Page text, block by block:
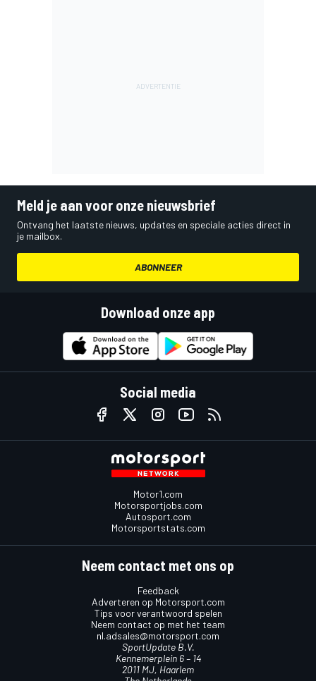
Meld je aan voor onze nieuwsbrief
Ontvang het laatste nieuws, updates en speciale acties direct in
je mailbox.
ABONNEER
Download onze app
Social media
Motor1.com
Motorsportjobs.com
Autosport.com
Motorsportstats.com
Neem contact met ons op
Feedback
Adverteren op Motorsport.com
Tips voor verantwoord spelen
Neem contact op met het team
nl.adsales@motorsport.com
SportUpdate B.V.
Kennemerplein 6 – 14
2011 MJ, Haarlem